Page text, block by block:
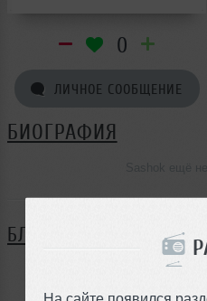
На сайте появился
0
ЛИЧНОЕ СООБЩЕНИЕ
БИОГРАФИЯ
БЛОГ